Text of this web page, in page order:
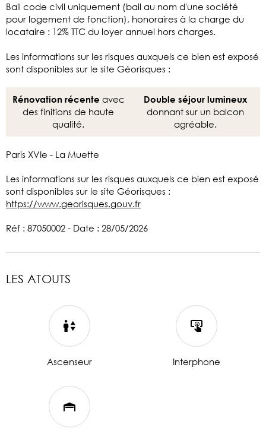
Bail code civil uniquement (bail au nom d'une société
pour logement de fonction), honoraires à la charge du
locataire : 12% TTC du loyer annuel hors charges.
Les informations sur les risques auxquels ce bien est exposé
sont disponibles sur le site Géorisques :
Rénovation récente avec
des finitions de haute
qualité.
Double séjour lumineux
donnant sur un balcon
agréable.
Paris XVIe - La Muette
Les informations sur les risques auxquels ce bien est exposé
sont disponibles sur le site Géorisques :
https://www.georisques.gouv.fr
Réf : 87050002 - Date : 28/05/2026
LES ATOUTS
Ascenseur Interphone